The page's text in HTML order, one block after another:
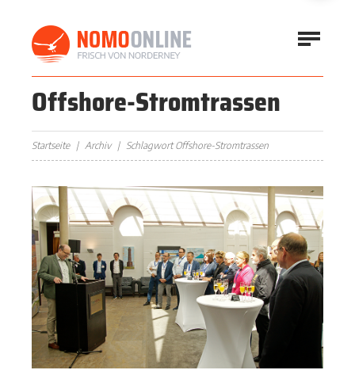
Offshore-Stromtrassen
Startseite Archiv Schlagwort Offshore-Stromtrassen